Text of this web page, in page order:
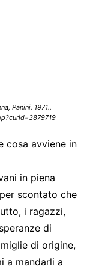
Panini, 1971.,
cosa avviene in
in piena
scontato che
i ragazzi,
di
di origine,
a mandarli a